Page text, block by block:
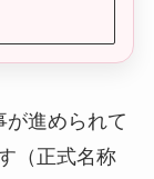
進められて
（正式名称